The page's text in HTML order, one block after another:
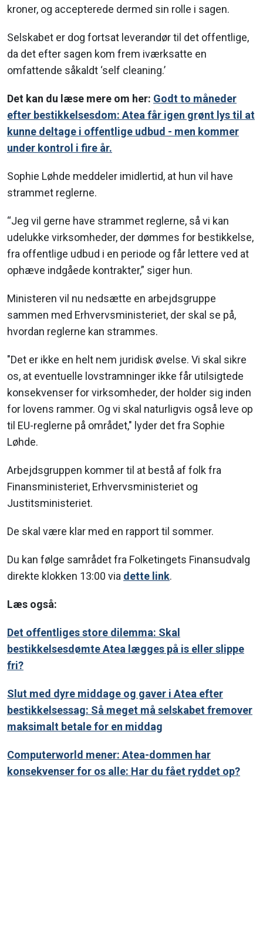
kroner, og accepterede dermed sin rolle i sagen.
Selskabet er dog fortsat leverandør til det offentlige,
da det efter sagen kom frem iværksatte en
omfattende såkaldt ‘self cleaning.’
Det kan du læse mere om her: Godt to måneder
efter bestikkelsesdom: Atea får igen grønt lys til at
kunne deltage i offentlige udbud - men kommer
under kontrol i fire år.
Sophie Løhde meddeler imidlertid, at hun vil have
strammet reglerne.
“Jeg vil gerne have strammet reglerne, så vi kan
udelukke virksomheder, der dømmes for bestikkelse,
fra offentlige udbud i en periode og får lettere ved at
ophæve indgåede kontrakter,” siger hun.
Ministeren vil nu nedsætte en arbejdsgruppe
sammen med Erhvervsministeriet, der skal se på,
hvordan reglerne kan strammes.
"Det er ikke en helt nem juridisk øvelse. Vi skal sikre
os, at eventuelle lovstramninger ikke får utilsigtede
konsekvenser for virksomheder, der holder sig inden
for lovens rammer. Og vi skal naturligvis også leve op
til EU-reglerne på området," lyder det fra Sophie
Løhde.
Arbejdsgruppen kommer til at bestå af folk fra
Finansministeriet, Erhvervsministeriet og
Justitsministeriet.
De skal være klar med en rapport til sommer.
Du kan følge samrådet fra Folketingets Finansudvalg
direkte klokken 13:00 via dette link.
Læs også:
Det offentliges store dilemma: Skal
bestikkelsesdømte Atea lægges på is eller slippe
fri?
Slut med dyre middage og gaver i Atea efter
bestikkelsessag: Så meget må selskabet fremover
maksimalt betale for en middag
Computerworld mener: Atea-dommen har
konsekvenser for os alle: Har du fået ryddet op?